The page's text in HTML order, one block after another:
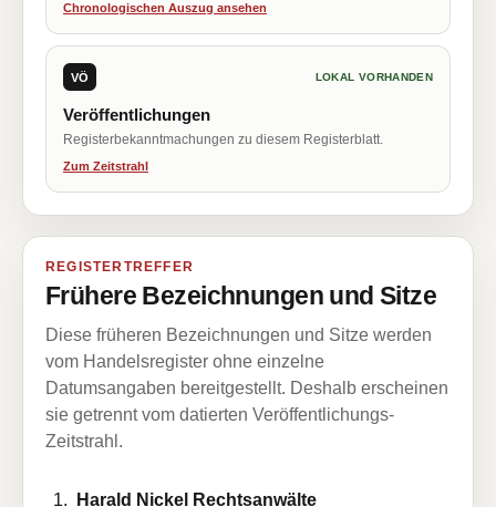
Chronologischen Auszug ansehen
VÖ LOKAL VORHANDEN
Veröffentlichungen
Registerbekanntmachungen zu diesem Registerblatt.
Zum Zeitstrahl
REGISTERTREFFER
Frühere Bezeichnungen und Sitze
Diese früheren Bezeichnungen und Sitze werden
vom Handelsregister ohne einzelne
Datumsangaben bereitgestellt. Deshalb erscheinen
sie getrennt vom datierten Veröffentlichungs-
Zeitstrahl.
Harald Nickel Rechtsanwälte